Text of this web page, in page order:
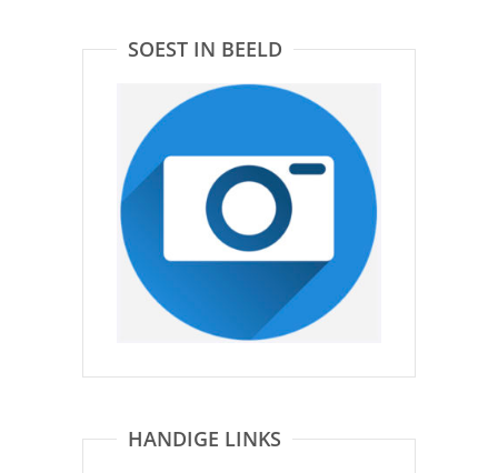
SOEST IN BEELD
HANDIGE LINKS